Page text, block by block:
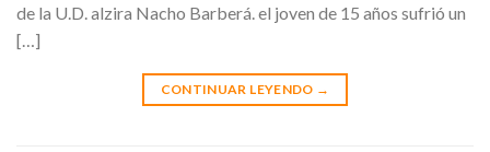
de la U.D. alzira Nacho Barberá. el joven de 15 años sufrió un
[…]
CONTINUAR LEYENDO →